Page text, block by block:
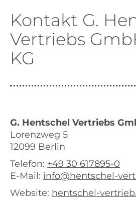
Kontakt G.
Vertriebs
KG
G. Hentschel Vertriebs
Lorenzweg 5
12099 Berlin
Telefon: +49 30 617895-0
E-Mail: info@hentschel-
Website: hentschel-